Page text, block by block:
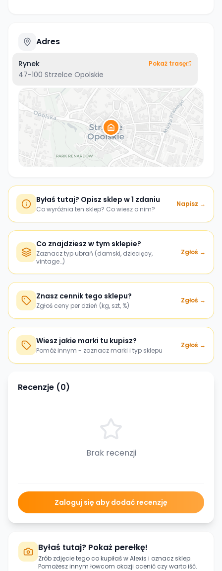
Adres
Rynek
47-100 Strzelce Opolskie
Pokaż trasę
Byłaś tutaj? Opisz sklep w 1 zdaniu
Co wyróżnia ten sklep? Co wiesz o nim?
Napisz →
Co znajdziesz w tym sklepie?
Zaznacz typ ubrań (damski, dziecięcy,
vintage…)
Zgłoś →
Znasz cennik tego sklepu?
Zgłoś ceny per dzień (kg, szt, %)
Zgłoś →
Wiesz jakie marki tu kupisz?
Pomóż innym - zaznacz marki i typ sklepu
Zgłoś →
Recenzje (0)
Brak recenzji
Zaloguj się aby dodać recenzję
Byłaś tutaj? Pokaż perełkę!
Zrób zdjęcie tego co kupiłaś wAlexis i oznacz sklep.
Pomożesz innym łowcom okazji ocenić czy warto iść.